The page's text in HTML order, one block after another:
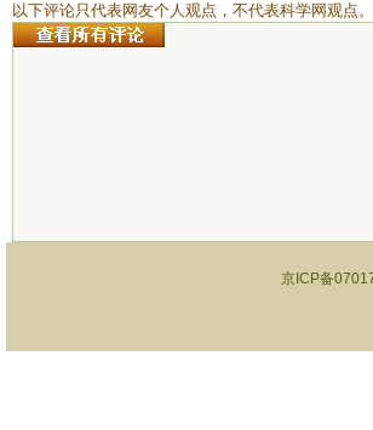
以下评论只代表网友个人观点，不代表科学网观点。
京ICP备